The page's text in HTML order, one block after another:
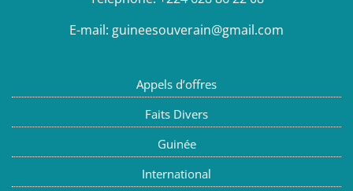
E-mail: guineesouverain@gmail.com
Appels d’offres
Faits Divers
Guinée
International